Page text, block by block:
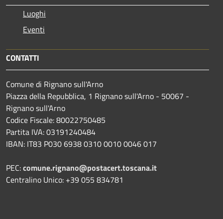
Luoghi
Eventi
CONTATTI
Comune di Rignano sull'Arno
Piazza della Repubblica, 1 Rignano sull'Arno - 50067 -
Rignano sull'Arno
Codice Fiscale: 80022750485
Partita IVA: 03191240484
IBAN: IT83 P030 6938 0310 0010 0046 017
PEC:comune.rignano@postacert.toscana.it
Centralino Unico: +39 055 834781